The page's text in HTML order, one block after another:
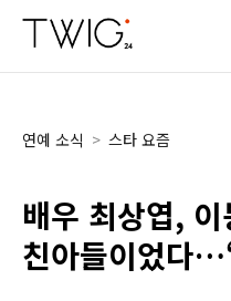
연예 소식 > 스타 요즘
배우 최상엽,
친아들이었다